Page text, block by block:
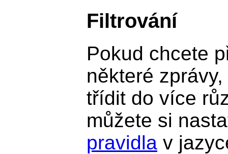
Filtrování
Pokud chcete
některé
třídit do více
můžete si
pravidla v